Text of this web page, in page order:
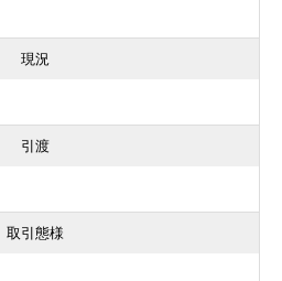
現況
引渡
取引態様